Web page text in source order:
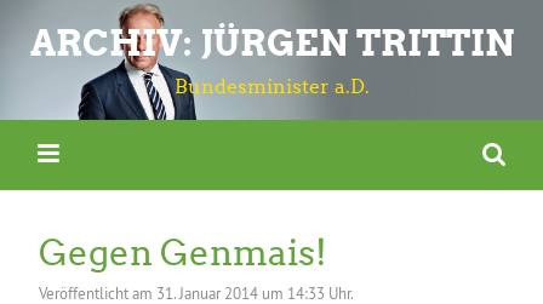
ARCHIV: JÜRGEN TRITTIN
Bundesminister a.D.
Gegen Genmais!
Veröffentlicht am 31. Januar 2014 um 14:33 Uhr.